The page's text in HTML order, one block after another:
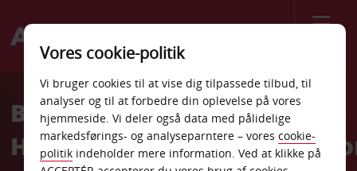
Welcome
AvisBilleje
Hovedkontor/
Vores cookie-politik
Vi bruger cookies til at vise dig tilpassede tilbud, til
analyser og til at forbedre din oplevelse på vores
hjemmeside. Vi deler også data med pålidelige
markedsførings- og analyseparntere – vores cookie-
politik indeholder mere information. Ved at klikke på